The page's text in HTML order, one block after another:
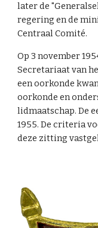
later de
regering en de
Centraal Comité.
Op 3 november
Secretariaat van
een oorkonde
oorkonde en
lidmaatschap. De
1955. De criteria
deze zitting